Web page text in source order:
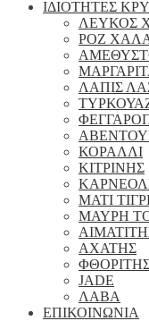
ΙΔΙΟΤΗΤΕΣ
ΛΕΥΚΟΣ
ΡΟΖ
ΛΑΠΙΣ
ΚΟΡΑΛΛΙ
ΚΙΤΡΙΝΗΣ
ΜΑΤΙ
ΜΑΥΡΗ
ΑΧΑΤΗΣ
JADE
ΛΑΒΑ
ΕΠΙΚΟΙΝΩΝΙΑ